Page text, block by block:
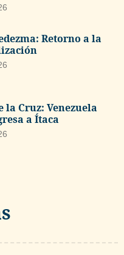
Retorno a la
la Cruz: Venezuela
a Ítaca